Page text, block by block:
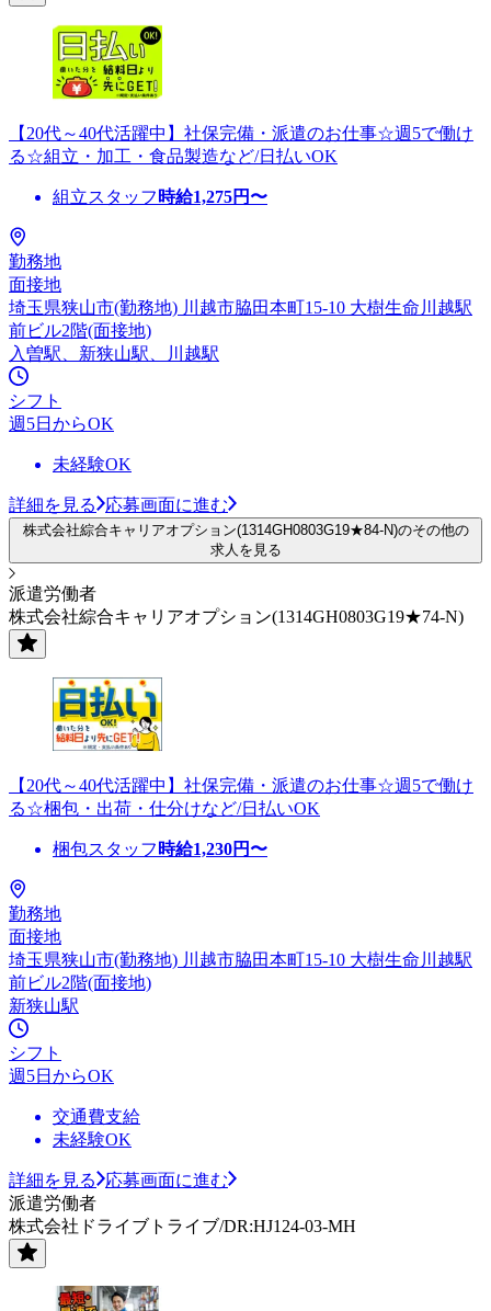
【20代～40代活躍中】社保完備・派遣のお仕事☆週5で働け
る☆組立・加工・食品製造など/日払いOK
組立スタッフ 時給1,275円〜
勤務地
面接地
埼玉県狭山市(勤務地) 川越市脇田本町15-10 大樹生命川越駅
前ビル2階(面接地)
入曽駅、新狭山駅、川越駅
シフト
週5日からOK
未経験OK
詳細を見る 応募画面に進む
株式会社綜合キャリアオプション(1314GH0803G19★84-N)のその他の
求人を見る
派遣労働者
株式会社綜合キャリアオプション(1314GH0803G19★74-N)
【20代～40代活躍中】社保完備・派遣のお仕事☆週5で働け
る☆梱包・出荷・仕分けなど/日払いOK
梱包スタッフ 時給1,230円〜
勤務地
面接地
埼玉県狭山市(勤務地) 川越市脇田本町15-10 大樹生命川越駅
前ビル2階(面接地)
新狭山駅
シフト
週5日からOK
交通費支給
未経験OK
詳細を見る
応募画面に進む
派遣労働者
株式会社ドライブトライブ/DR:HJ124-03-MH